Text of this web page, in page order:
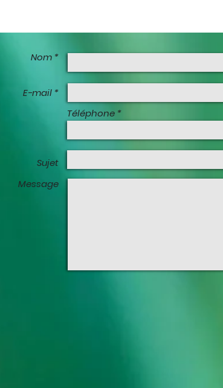
Nom *
E-mail *
Téléphone
Sujet
Message